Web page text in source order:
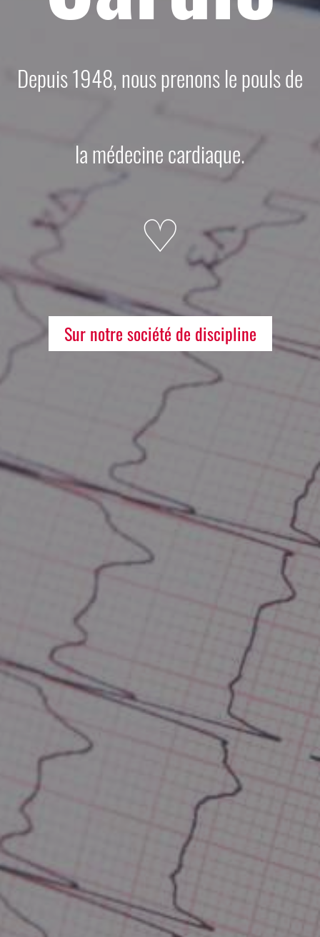
Depuis 1948, nous prenons le pouls de
la médecine cardiaque.
♡
Sur notre société de discipline